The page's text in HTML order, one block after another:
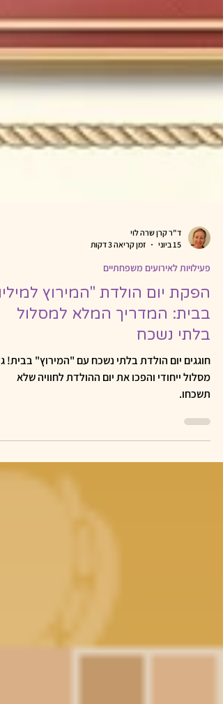
15 ביוני
זמן קריאה 3 דקות
פעילויות לאירועים משפחתיים
הפקת יום הולדת "המירוץ
בבית: המדריך המלא למסלול
בלתי נשכח
חוגגים יום הולדת בלתי נשכח עם "המירוץ" בבית!
מסלול ייחודי והפכו את יום ההולדת לחוויה שלא
תשכחו.